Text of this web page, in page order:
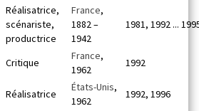
Réalisatrice,
scénariste,
productrice
France,
1882 –
1942
1981, 1992 ...
Critique
France,
1962
1992
Réalisatrice
États-Unis,
1962
1992, 1996